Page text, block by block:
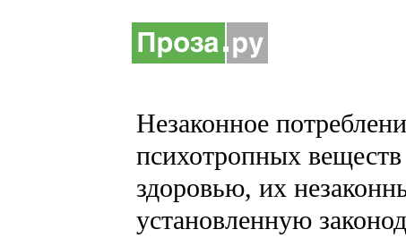
Незаконное
психотропных
здоровью, их
установленную